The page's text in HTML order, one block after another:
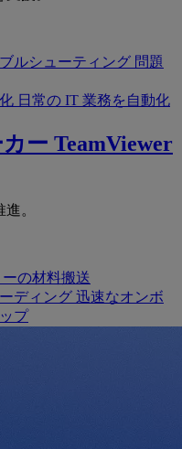
ルシューティング 問題
日常の IT 業務を自動化
ー TeamViewer
。
の材料搬送
ディング 迅速なオンボ
プ